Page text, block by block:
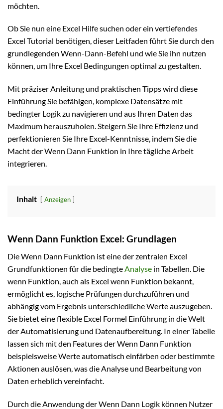
möchten.
Ob Sie nun eine Excel Hilfe suchen oder ein vertiefendes
Excel Tutorial benötigen, dieser Leitfaden führt Sie durch den
grundlegenden Wenn-Dann-Befehl und wie Sie ihn nutzen
können, um Ihre Excel Bedingungen optimal zu gestalten.
Mit präziser Anleitung und praktischen Tipps wird diese
Einführung Sie befähigen, komplexe Datensätze mit
bedingter Logik zu navigieren und aus Ihren Daten das
Maximum herauszuholen. Steigern Sie Ihre Effizienz und
perfektionieren Sie Ihre Excel-Kenntnisse, indem Sie die
Macht der Wenn Dann Funktion in Ihre tägliche Arbeit
integrieren.
Inhalt Anzeigen
Wenn Dann Funktion Excel: Grundlagen
Die Wenn Dann Funktion ist eine der zentralen Excel
Grundfunktionen für die bedingte Analyse in Tabellen. Die
wenn Funktion, auch als Excel wenn Funktion bekannt,
ermöglicht es, logische Prüfungen durchzuführen und
abhängig vom Ergebnis unterschiedliche Werte auszugeben.
Sie bietet eine flexible Excel Formel Einführung in die Welt
der Automatisierung und Datenaufbereitung. In einer Tabelle
lassen sich mit den Features der Wenn Dann Funktion
beispielsweise Werte automatisch einfärben oder bestimmte
Aktionen auslösen, was die Analyse und Bearbeitung von
Daten erheblich vereinfacht.
Durch die Anwendung der Wenn Dann Logik können Nutzer